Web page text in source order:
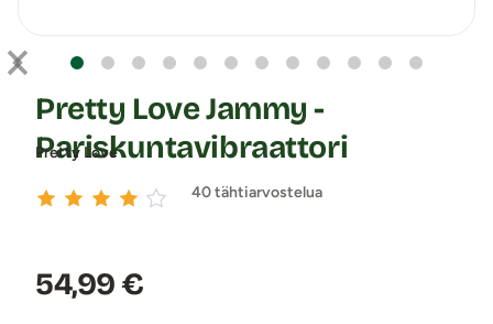
Pretty Love
Pretty Love Jammy -
Pariskuntavibraattori
40 tähtiarvostelua
Hinta:
54,99 €